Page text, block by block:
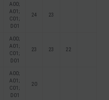
A00;
A01;
C01;
D01
24 23
A00;
A01;
C01;
D01
23 23 22
A00;
A01;
C01;
D01
20